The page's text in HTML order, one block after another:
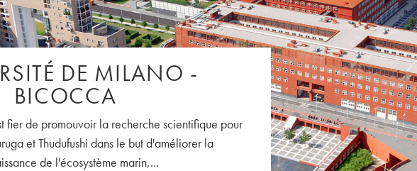
DE MILANO -
BICOCCA
fier de promouvoir la recherche scientifique pour
et Thudufushi dans le but d'améliorer la
de l'écosystème marin,...